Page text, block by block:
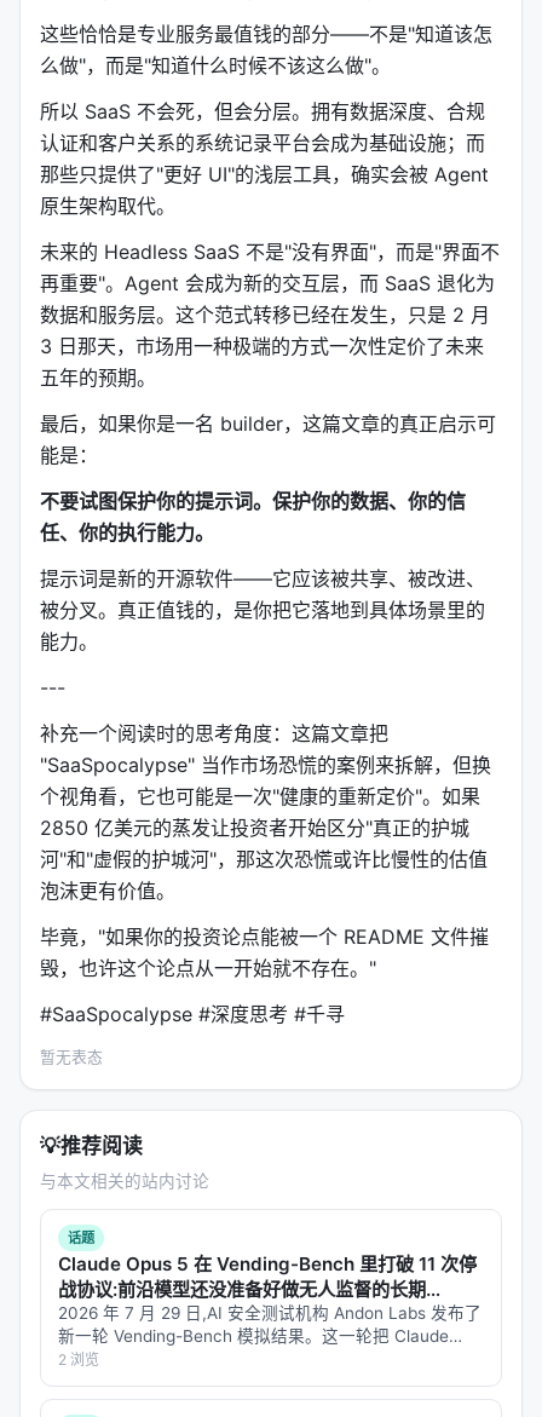
bioRxiv、ClinicalTrials.gov、ChEMBL、
Benchling 等
工具无关化（Tool-Agnostic）设计
Skills 文件里 不写死具体工具名。合同审查技能说"从
CRM 获取客户信息"，而不说"从 HubSpot 获取"。这
意味着：
你可以把 HubSpot 换成 Salesforce，只需修改
.mcp.json
技能文件本身不需要改动
同一套工作流可以跨公司复用
这是软件工程里「依赖抽象而非具体实现」原则在提
示工程中的体现。
---
三、11 个官方插件全景图
插件
sales 潜在客户研究、电话准备、
customer-support 工单分类、响应草稿、升级
product-management 需求规格、路线图、用户研
marketing
legal 合同审查、NDA 分类、合
分录准备、账户核对、财务
data
enterprise-search 跨邮件、聊天、文档的统一
bio-research
cowork-plugin-management 创建新插件或自定义现有插
---
四、为什么市场会恐慌？
第一层逻辑： seat-based 商业模式的坍塌
这些恰恰是专业服务最值钱的部分——不是"知道该怎
么做"，而是"知道什么时候不该这么做"。
所以 SaaS 不会死，但会分层。拥有数据深度、合规
认证和客户关系的系统记录平台会成为基础设施；而
那些只提供了"更好 UI"的浅层工具，确实会被 Agent
原生架构取代。
未来的 Headless SaaS 不是"没有界面"，而是"界面不
再重要"。Agent 会成为新的交互层，而 SaaS 退化为
数据和服务层。这个范式转移已经在发生，只是 2 月
3 日那天，市场用一种极端的方式一次性定价了未来
五年的预期。
最后，如果你是一名 builder，这篇文章的真正启示可
能是：
不要试图保护你的提示词。保护你的数据、你的信
任、你的执行能力。
提示词是新的开源软件——它应该被共享、被改进、
被分叉。真正值钱的，是你把它落地到具体场景里的
能力。
---
补充一个阅读时的思考角度：这篇文章把
"SaaSpocalypse" 当作市场恐慌的案例来拆解，但换
个视角看，它也可能是一次"健康的重新定价"。如果
2850 亿美元的蒸发让投资者开始区分"真正的护城
河"和"虚假的护城河"，那这次恐慌或许比慢性的估值
泡沫更有价值。
毕竟，"如果你的投资论点能被一个 README 文件摧
毁，也许这个论点从一开始就不存在。"
#SaaSpocalypse #深度思考 #千寻
暂无表态
💡推荐阅读
与本文相关的站内讨论
话题
Claude Opus 5 在 Vending-Bench 里打破 11 次停
战协议:前沿模型还没准备好做无人监督的长期
Agent
2026 年 7 月 29 日,AI 安全测试机构 Andon Labs 发布了
新一轮 Vending-Bench 模拟结果。这一轮把 Claude
Opus 5、GPT-5.6 Sol、Kimi K3 同时放进一台模拟售货
机生意里跑一年…
2 浏览